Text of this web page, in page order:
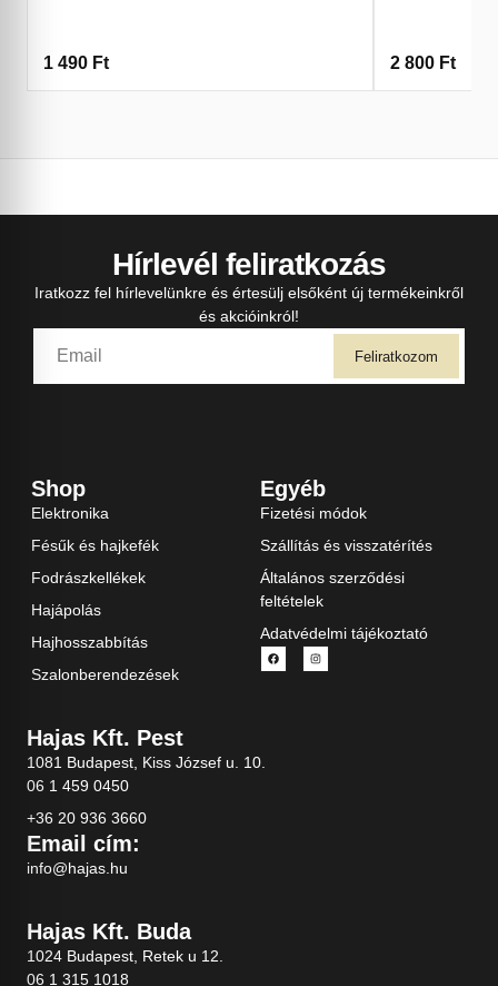
1 490 Ft 2 800 Ft
Hírlevél feliratkozás
Iratkozz fel hírlevelünkre és értesülj elsőként új termékeinkről
és akcióinkról!
Feliratkozom
Shop
Elektronika
Fésűk és hajkefék
Fodrászkellékek
Hajápolás
Hajhosszabbítás
Szalonberendezések
Egyéb
Fizetési módok
Szállítás és visszatérítés
Általános szerződési
feltételek
Adatvédelmi tájékoztató
Hajas Kft. Pest
1081 Budapest, Kiss József u. 10.
06 1 459 0450
+36 20 936 3660
Email cím:
info@hajas.hu
Hajas Kft. Buda
1024 Budapest, Retek u 12.
06 1 315 1018